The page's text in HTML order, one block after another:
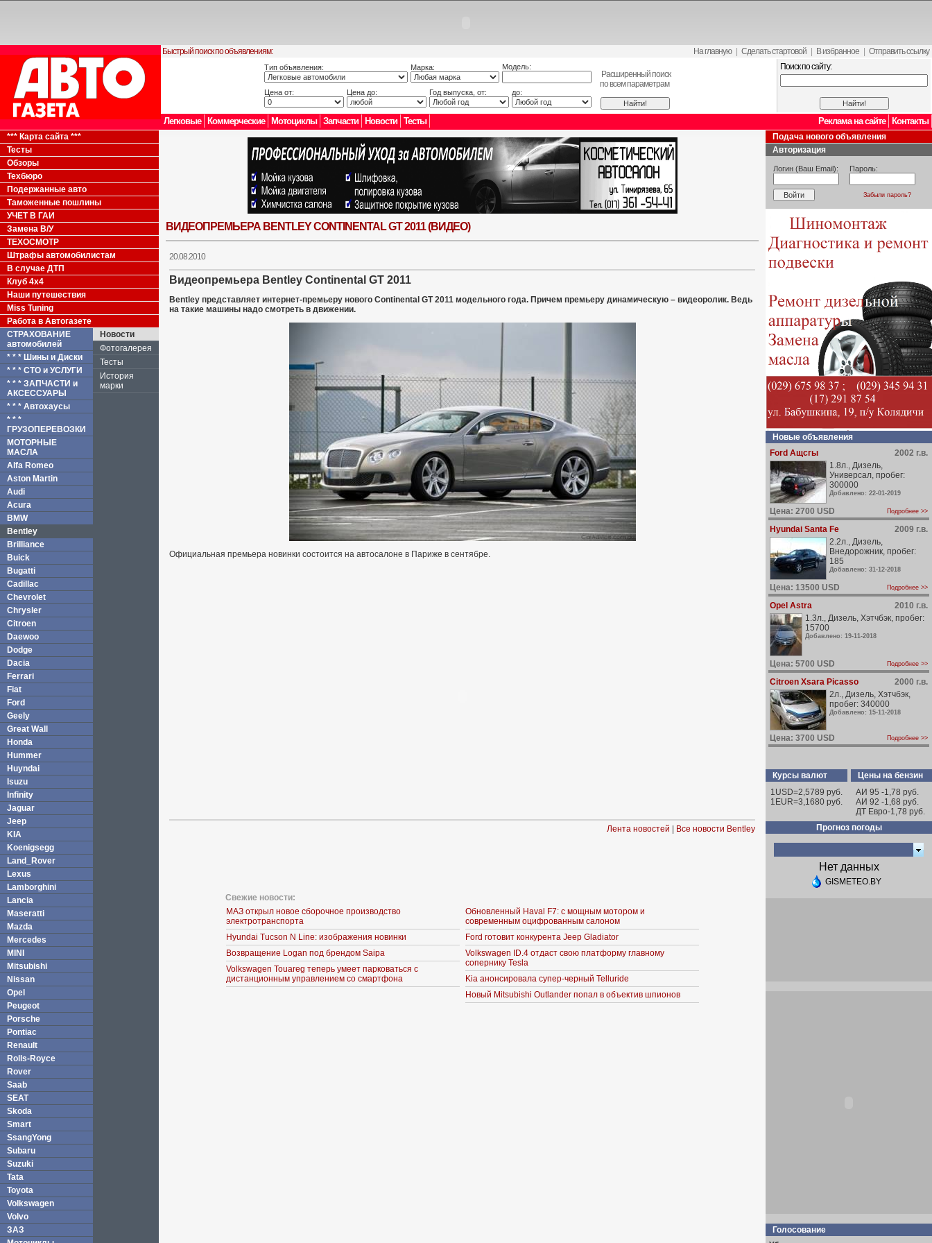
Быстрый поиск по объявлениям: На главную Сделать стартовой В избранное Отправить ссылку
Тип объявления: Марка: Модель:
Расширенный поиск
по всем параметрам
Цена от: Цена до: Год выпуска, от: до:
Поиск по сайту:
Легковые Коммерческие Мотоциклы Запчасти Новости Тесты Контакты
Реклама на сайте
*** Карта сайта ***
Тесты
Обзоры
Техбюро
Подержанные авто
Таможенные пошлины
УЧЕТ В ГАИ
Замена В/У
ТЕХОСМОТР
Штрафы автомобилистам
В случае ДТП
Клуб 4x4
Наши путешествия
Miss Tuning
Работа в Автогазете
СТРАХОВАНИЕ
автомобилей
* * * Шины и Диски
* * * СТО и УСЛУГИ
* * * ЗАПЧАСТИ и
АКСЕССУАРЫ
* * * Автохаусы
* * *
ГРУЗОПЕРЕВОЗКИ
МОТОРНЫЕ
МАСЛА
Alfa Romeo
Aston Martin
Audi
Acura
BMW
Bentley
Brilliance
Buick
Bugatti
Cadillac
Chevrolet
Chrysler
Citroen
Daewoo
Dodge
Dacia
Ferrari
Fiat
Ford
Geely
Great Wall
Honda
Hummer
Huyndai
Isuzu
Infinity
Jaguar
Jeep
KIA
Koenigsegg
Land_Rover
Lexus
Lamborghini
Lancia
Maseratti
Mazda
Mercedes
MINI
Mitsubishi
Nissan
Opel
Peugeot
Porsche
Pontiac
Renault
Rolls-Royce
Rover
Saab
SEAT
Skoda
Smart
SsangYong
Subaru
Suzuki
Tata
Toyota
Volkswagen
Volvo
ЗАЗ
Новости
Фотогалерея
Тесты
История
марки
ВИДЕОПРЕМЬЕРА BENTLEY CONTINENTAL GT 2011 (ВИДЕО)
20.08.2010
Видеопремьера Bentley Continental GT 2011
Bentley представляет интернет-премьеру нового Continental GT 2011 модельного года. Причем премьеру динамическую – видеоролик. Ведь
на такие машины надо смотреть в движении.
Официальная премьера новинки состоится на автосалоне в Париже в сентябре.
Лента новостей Все новости Bentley
Свежие новости:
МАЗ открыл новое сборочное производство
электротранспорта
Hyundai Tucson N Line: изображения новинки
Возвращение Logan под брендом Saipa
Volkswagen Touareg теперь умеет парковаться с
дистанционным управлением со смартфона
Обновленный Haval F7: с мощным мотором и
современным оцифрованным салоном
Ford готовит конкурента Jeep Gladiator
Volkswagen ID.4 отдаст свою платформу главному
сопернику Tesla
Kia анонсировала супер-черный Telluride
Новый Mitsubishi Outlander попал в объектив шпионов
Подача нового объявления
Авторизация
Логин (Ваш Email): Пароль:
Забыли пароль?
Новые объявления
Ford Ащсгы
2002 г.в.
1.8л., Дизель,
Универсал, пробег:
300000
Добавлено: 22-01-2019
Цена: 2700 USD Подробнее >>
Hyundai Santa Fe
2009 г.в.
2.2л., Дизель,
Внедорожник, пробег:
185
Добавлено: 31-12-2018
Цена: 13500 USD Подробнее >>
Opel Astra
2010 г.в.
1.3л., Дизель, Хэтчбэк, пробег:
15700
Добавлено: 19-11-2018
Цена: 5700 USD Подробнее >>
Citroen Xsara Picasso
2000 г.в.
2л., Дизель, Хэтчбэк,
пробег: 340000
Добавлено: 15-11-2018
Цена: 3700 USD Подробнее >>
Курсы валют
1USD=2,5789 руб.
1EUR=3,1680 руб.
Цены на бензин
АИ 95 -1,78 руб.
АИ 92 -1,68 руб.
ДТ Евро-1,78 руб.
Прогноз погоды
Нет данных
GISMETEO.BY
Голосование